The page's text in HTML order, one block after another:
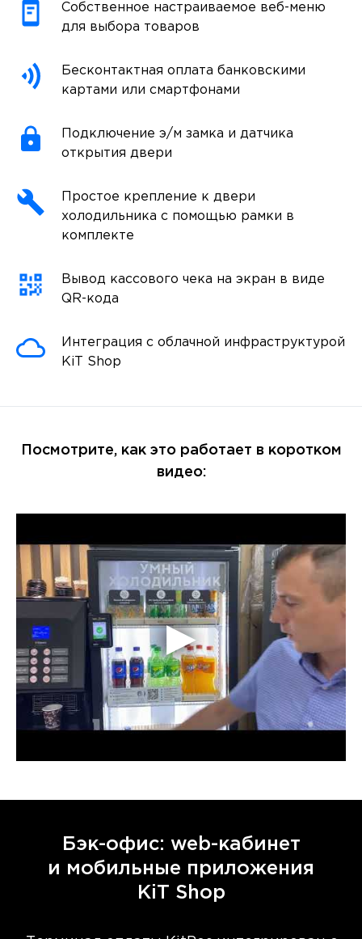
Собственное настраиваемое веб-меню
для выбора товаров
Бесконтактная оплата банковскими
картами или смартфонами
Подключение э/м замка и датчика
открытия двери
Простое крепление к двери
холодильника с помощью рамки в
комплекте
Вывод кассового чека на экран в виде
QR-кода
Интеграция с облачной инфраструктурой
KiT Shop
Посмотрите, как это работает в коротком
видео:
Бэк-офис: web-кабинет
и мобильные приложения
KiT Shop